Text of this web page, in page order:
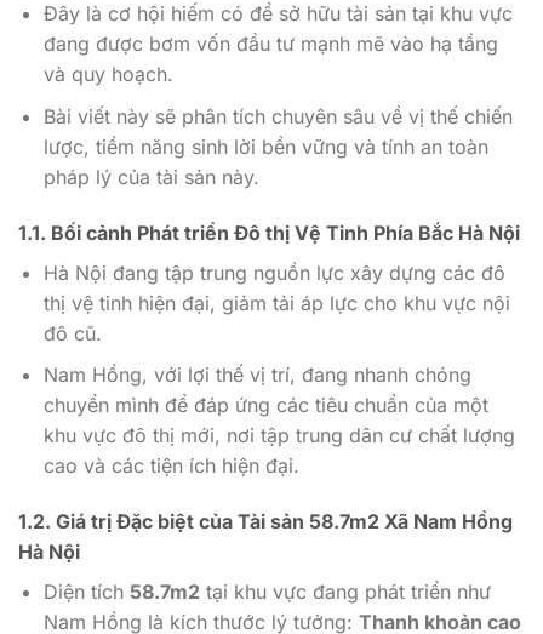
Đây là cơ hội hiếm có để sở hữu tài sản tại khu vực
đang được bơm vốn đầu tư mạnh mẽ vào hạ tầng
và quy hoạch.
Bài viết này sẽ phân tích chuyên sâu về vị thế chiến
lược, tiềm năng sinh lời bền vững và tính an toàn
pháp lý của tài sản này.
1.1. Bối cảnh Phát triển Đô thị Vệ Tinh Phía Bắc Hà Nội
Hà Nội đang tập trung nguồn lực xây dựng các đô
thị vệ tinh hiện đại, giảm tải áp lực cho khu vực nội
đô cũ.
Nam Hồng, với lợi thế vị trí, đang nhanh chóng
chuyển mình để đáp ứng các tiêu chuẩn của một
khu vực đô thị mới, nơi tập trung dân cư chất lượng
cao và các tiện ích hiện đại.
1.2. Giá trị Đặc biệt của Tài sản 58.7m2 Xã Nam Hồng
Hà Nội
Diện tích 58.7m2tại khu vực đang phát triển như
Nam Hồng là kích thước lý tưởng: Thanh khoản cao